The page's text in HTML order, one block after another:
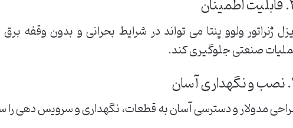
ژنراتور ولوو پنتا می تواند در شرایط بحرانی و بدون وقفه
صنعتی جلوگیری کند.
مدولار و دسترسی آسان به قطعات، نگهداری و سرویس دهی را